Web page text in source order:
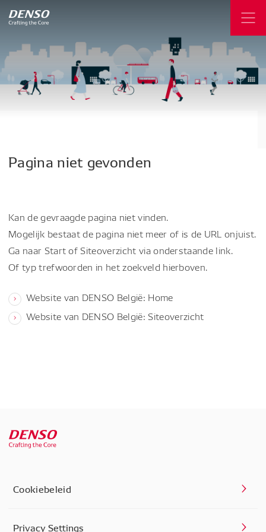
Pagina niet gevonden
Kan de gevraagde pagina niet vinden.
Mogelijk bestaat de pagina niet meer of is de URL onjuist.
Ga naar Start of Siteoverzicht via onderstaande link.
Of typ trefwoorden in het zoekveld hierboven.
Website van DENSO België: Home
Website van DENSO België: Siteoverzicht
Cookiebeleid
Privacy Settings